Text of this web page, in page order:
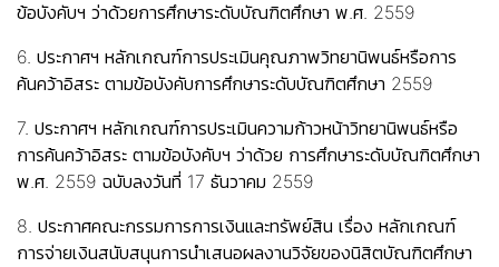
ข้อบังคับฯ ว่าด้วยการศึกษาระดับบัณฑิตศึกษา พ.ศ. 2559
6. ประกาศฯ หลักเกณฑ์การประเมินคุณภาพวิทยานิพนธ์หรือการ
ค้นคว้าอิสระ ตามข้อบังคับการศึกษาระดับบัณฑิตศึกษา 2559
7. ประกาศฯ หลักเกณฑ์การประเมินความก้าวหน้าวิทยานิพนธ์หรือ
การค้นคว้าอิสระ ตามข้อบังคับฯ ว่าด้วย การศึกษาระดับบัณฑิตศึกษา
พ.ศ. 2559 ฉบับลงวันที่ 17 ธันวาคม 2559
8. ประกาศคณะกรรมการการเงินและทรัพย์สิน เรื่อง หลักเกณฑ์
การจ่ายเงินสนับสนุนการนำเสนอผลงานวิจัยของนิสิตบัณฑิตศึกษา